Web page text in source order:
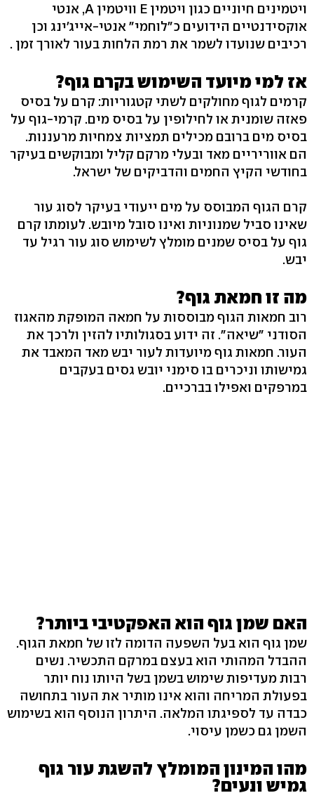
ויטמינים חיוניים כגון ויטמין E וויטמין A, אנטי
אוקסידנטיים הידועים כ"לוחמי" אנטי-אייג'ינג וכן
רכיבים שנועדו לשמר את רמת הלחות בעור לאורך זמן .
אז למי מיועד השימוש בקרם גוף?
קרמים לגוף מחולקים לשתי קטגוריות: קרם על בסיס
פאזה שומנית או לחילופין על בסיס מים. קרמי-גוף על
בסיס מים ברובם מכילים תמציות צמחיות מרעננות.
הם אווריריים מאד ובעלי מרקם קליל ומבוקשים בעיקר
בחודשי הקיץ החמים והדביקים של ישראל.
קרם הגוף המבוסס על מים ייעודי בעיקר לסוג עור
שאינו סביל שמנוניות ואינו סובל מיובש. לעומתו קרם
גוף על בסיס שמנים מומלץ לשימוש סוג עור רגיל עד
יבש.
מה זו חמאת גוף?
רוב חמאות הגוף מבוססות על חמאה המופקת מהאגוז
הסודני "שיאה". זה ידוע בסגולותיו להזין ולרכך את
העור. חמאות גוף מיועדות לעור יבש מאד המאבד את
גמישותו וניכרים בו סימני יובש גסים בעקבים
במרפקים ואפילו בברכיים.
האם שמן גוף הוא האפקטיבי ביותר?
שמן גוף הוא בעל השפעה הדומה לזו של חמאת הגוף.
ההבדל המהותי הוא בעצם במרקם התכשיר. נשים
רבות מעדיפות שימוש בשמן בשל היותו נוח יותר
בפעולת המריחה והוא אינו מותיר את העור בתחושה
כבדה עד לספיגתו המלאה. היתרון הנוסף הוא בשימוש
השמן גם כשמן עיסוי.
מהו המינון המומלץ להשגת עור גוף
גמיש ונעים?